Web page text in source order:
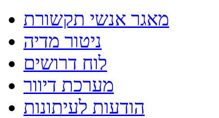
מאגר אנשי תקשורת
ניטור מדיה
לוח דרושים
מערכת דיוור
הודעות לעיתונות